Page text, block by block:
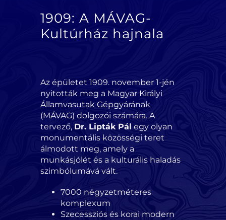
1909: A MÁVAG-
Kultúrház hajnala
Az épületet 1909. november 1-jén
nyitották meg a Magyar Királyi
Államvasutak Gépgyárának
(MÁVAG) dolgozói számára. A
tervező, Dr. Lipták Pál egy olyan
monumentális közösségi teret
álmodott meg, amely a
munkásjólét és a kulturális haladás
szimbólumává vált.
7000 négyzetméteres
komplexum
Szecessziós és korai modern